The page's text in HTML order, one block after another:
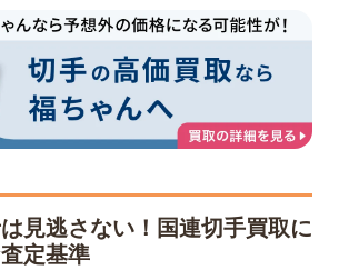
見逃さない！国連切手買取に
定基準